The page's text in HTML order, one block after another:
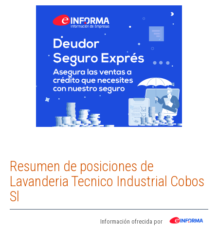
Resumen de posiciones de
Lavanderia Tecnico Industrial Cobos
Sl
Información ofrecida por